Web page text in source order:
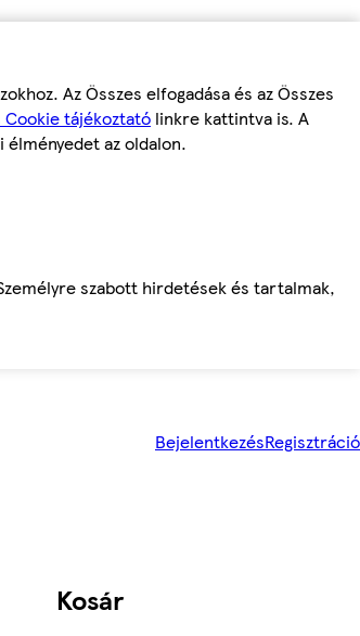
Az Összes elfogadása és az Összes
tájékoztató linkre kattintva is. A
az oldalon.
szabott hirdetések és tartalmak,
BejelentkezésRegisztráció
Kosár